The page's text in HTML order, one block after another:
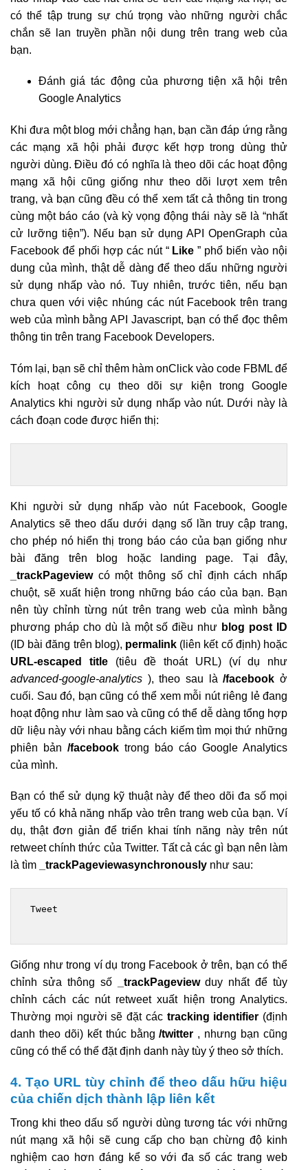
có thể tập trung sự chú trọng vào những người chắc
chắn sẽ lan truyền phần nội dung trên trang web của
bạn.
Đánh giá tác động của phương tiện xã hội trên
Google Analytics
Khi đưa một blog mới chẳng hạn, bạn cần đáp ứng rằng
các mạng xã hội phải được kết hợp trong dùng thử
người dùng. Điều đó có nghĩa là theo dõi các hoạt động
mạng xã hội cũng giống như theo dõi lượt xem trên
trang, và bạn cũng đều có thể xem tất cả thông tin trong
cùng một báo cáo (và kỳ vọng động thái này sẽ là “nhất
cử lưỡng tiện”). Nếu bạn sử dụng API OpenGraph của
Facebook để phối hợp các nút “ Like” phổ biến vào nội
dung của mình, thật dễ dàng để theo dấu những người
sử dụng nhấp vào nó. Tuy nhiên, trước tiên, nếu bạn
chưa quen với việc nhúng các nút Facebook trên trang
web của mình bằng API Javascript, bạn có thể đọc thêm
thông tin trên trang Facebook Developers.
Tóm lại, bạn sẽ chỉ thêm hàm onClick vào code FBML để
kích hoạt công cụ theo dõi sự kiện trong Google
Analytics khi người sử dụng nhấp vào nút. Dưới này là
cách đoạn code được hiển thị:
Khi người sử dụng nhấp vào nút Facebook, Google
Analytics sẽ theo dấu dưới dạng số lần truy cập trang,
cho phép nó hiển thị trong báo cáo của bạn giống như
bài đăng trên blog hoặc landing page. Tại đây,
_trackPageview có một thông số chỉ định cách nhấp
chuột, sẽ xuất hiện trong những báo cáo của bạn. Bạn
nên tùy chỉnh từng nút trên trang web của mình bằng
phương pháp cho dù là một số điều như blog post ID
(ID bài đăng trên blog), permalink (liên kết cố định) hoặc
URL-escaped title (tiêu đề thoát URL) (ví dụ như
advanced-google-analytics ), theo sau là/facebookở
cuối. Sau đó, bạn cũng có thể xem mỗi nút riêng lẻ đang
hoạt động như làm sao và cũng có thể dễ dàng tổng hợp
dữ liệu này với nhau bằng cách kiếm tìm mọi thứ những
phiên bản /facebook trong báo cáo Google Analytics
của mình.
Bạn có thể sử dụng kỹ thuật này để theo dõi đa số mọi
yếu tố có khả năng nhấp vào trên trang web của bạn. Ví
dụ, thật đơn giản để triển khai tính năng này trên nút
retweet chính thức của Twitter. Tất cả các gì bạn nên làm
là tìm
_trackPageviewasynchronously như sau:
Tweet
Giống như trong ví dụ trong Facebook ở trên, bạn có thể
chỉnh sửa thông số
_trackPageviewduy nhất để tùy
chỉnh cách các nút retweet xuất hiện trong Analytics.
Thường mọi người sẽ đặt các tracking identifier (định
danh theo dõi) kết thúc bằng/twitter , nhưng bạn cũng
cũng có thể có thể đặt định danh này tùy ý theo sở thích.
4. Tạo URL tùy chỉnh để theo dấu hữu hiệu
của chiến dịch thành lập liên kết
Trong khi theo dấu số người dùng tương tác với những
nút mạng xã hội sẽ cung cấp cho bạn chừng độ kinh
nghiệm cao hơn đáng kể so với đa số các trang web